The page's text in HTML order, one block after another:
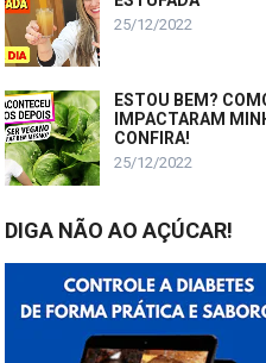
25/12/2022
ESTOU BEM?
IMPACTARAM
CONFIRA!
25/12/2022
DIGA NÃO AO AÇÚCAR!